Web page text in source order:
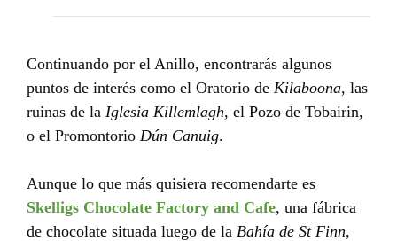
Continuando por el Anillo, encontrarás algunos
puntos de interés como el Oratorio de Kilaboona, las
ruinas de la Iglesia Killemlagh, el Pozo de Tobairin,
o el Promontorio Dún Canuig.
Aunque lo que más quisiera recomendarte es
Skelligs Chocolate Factory and Cafe, una fábrica
de chocolate situada luego de la Bahía de St Finn,